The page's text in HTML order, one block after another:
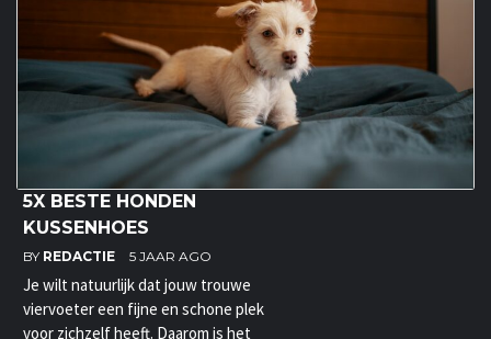
5X BESTE HONDEN
KUSSENHOES
BY REDACTIE 5 JAAR AGO
Je wilt natuurlijk dat jouw trouwe
viervoeter een fijne en schone plek
voor zichzelf heeft. Daarom is het